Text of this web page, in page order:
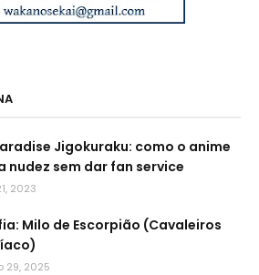
Jigokuraku: como o anime
nudez sem dar fan service
2023
Milo de Escorpião (Cavaleiros
29, 2025